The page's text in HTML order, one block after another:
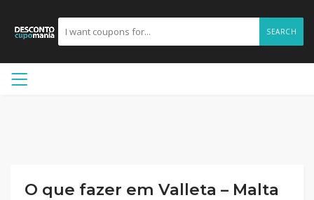
SEARCH
O que fazer em Valleta – Malta